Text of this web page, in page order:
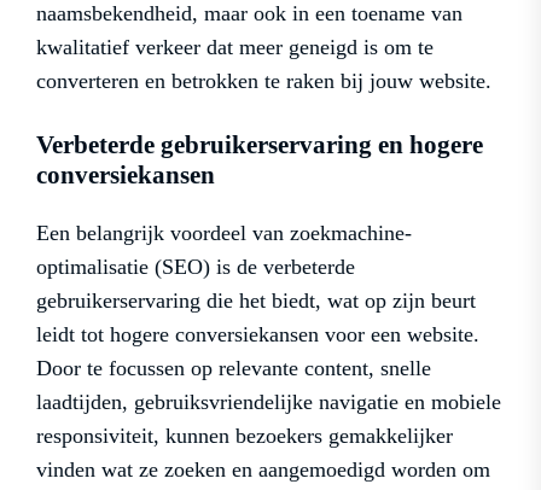
naamsbekendheid, maar ook in een toename van
kwalitatief verkeer dat meer geneigd is om te
converteren en betrokken te raken bij jouw website.
Verbeterde gebruikerservaring en hogere
conversiekansen
Een belangrijk voordeel van zoekmachine-
optimalisatie (SEO) is de verbeterde
gebruikerservaring die het biedt, wat op zijn beurt
leidt tot hogere conversiekansen voor een website.
Door te focussen op relevante content, snelle
laadtijden, gebruiksvriendelijke navigatie en mobiele
responsiviteit, kunnen bezoekers gemakkelijker
vinden wat ze zoeken en aangemoedigd worden om